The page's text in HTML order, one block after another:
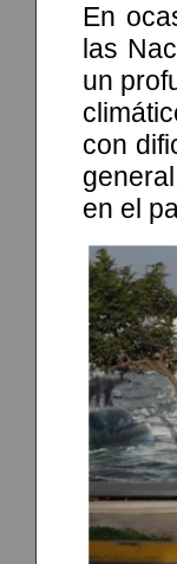
En
las
un
con
en el